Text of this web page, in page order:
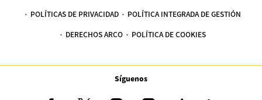
POLÍTICAS DE PRIVACIDAD POLÍTICA INTEGRADA DE GESTIÓN
DERECHOS ARCO POLÍTICA DE COOKIES
Síguenos